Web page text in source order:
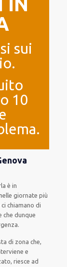
sui
10
èin
giornate più
chiamano di
chedunque
.
di zona che,
e
, riesce ad